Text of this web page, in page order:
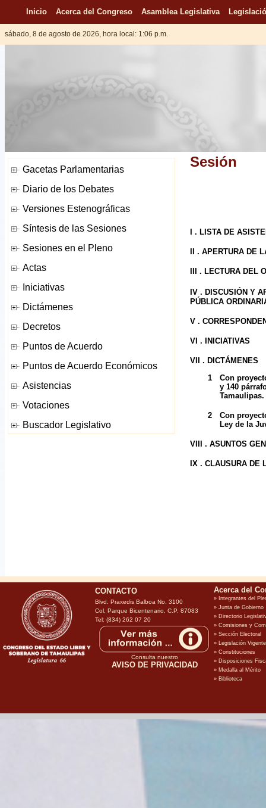
Inicio Acerca del Congreso Asamblea Legislativa
sábado, 8 de agosto de 2026, hora local: 1:06 p.m.
Sesión
I . LISTA DE
II . APERTURA DE
III . LECTURA DEL
IV . DISCUSIÓN Y
PÚBLICA
V .
VI . INICIATIVAS
VII . DICTÁMENES
1
Con
y 140
Tamaulipas.
2
Con
Ley de la
VIII . ASUNTOS
IX . CLAUSURA DE
CONTACTO
Blvd. Praxedis Balboa No. 3100
Col. Parque Bicentenario, C.P. 87083
Tel: (834) 262 07 20
Consulta nuestro
AVISO DE PRIVACIDAD